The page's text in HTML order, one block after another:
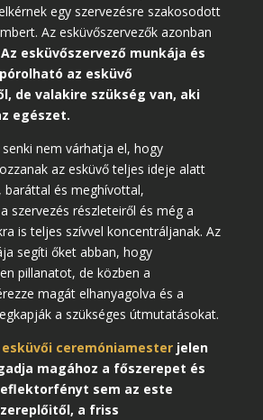
egy szervezésre szakosodott
Az esküvőszervezők azonban
Az esküvőszervező munkája és
az esküvő
de valakire szükség van, aki
egészet.
nem várhatja el, hogy
az esküvő teljes ideje alatt
baráttal és meghívottal,
szervezés részleteiről és még a
is teljes szívvel koncentráljanak. Az
segíti őket abban, hogy
pillanatot, de közben a
magát elhanyagolva és a
a szükséges útmutatásokat.
esküvői ceremóniamesterjelen
magához a főszerepet és
sem az este
a friss